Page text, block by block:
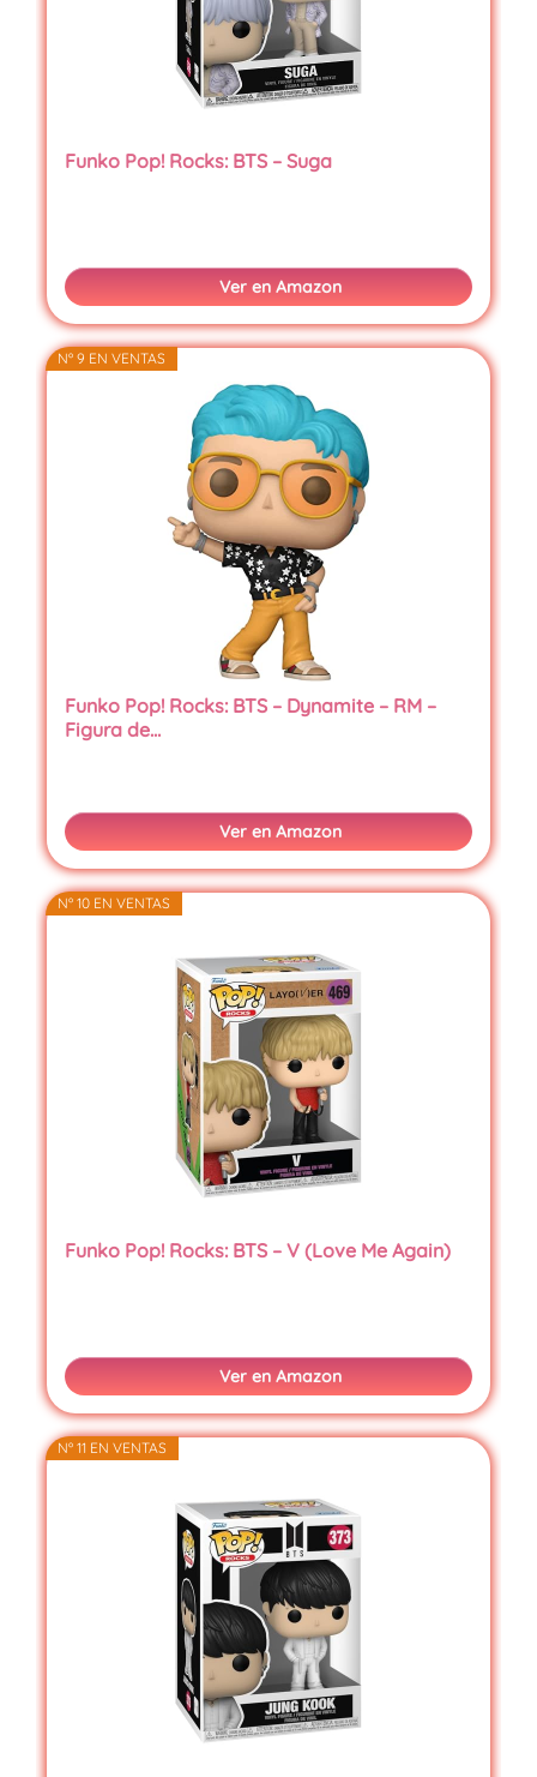
Funko Pop! Rocks: BTS – Suga
Ver en Amazon
Nº 9 EN VENTAS
Funko Pop! Rocks: BTS – Dynamite – RM –
Figura de…
Ver en Amazon
Nº 10 EN VENTAS
Funko Pop! Rocks: BTS – V (Love Me Again)
Ver en Amazon
Nº 11 EN VENTAS